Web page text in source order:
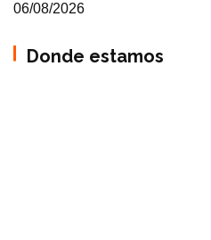
06/08/2026
Donde estamos